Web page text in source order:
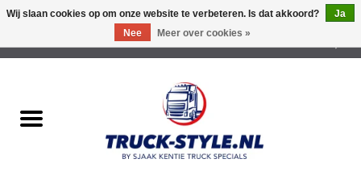
Lichtreclame Led
Wij slaan cookies op om onze website te verbeteren. Is dat akkoord?
Ja
Nee
Meer over cookies »